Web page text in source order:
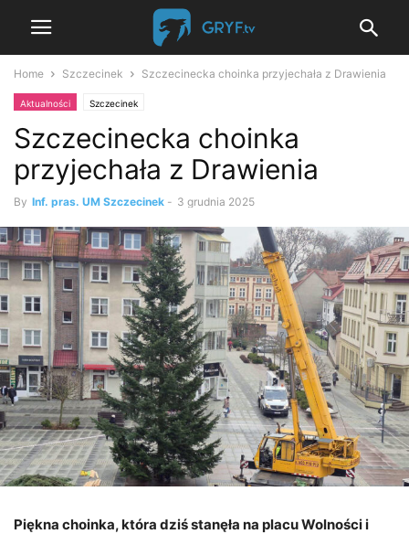
Home Szczecinek Szczecinecka choinka przyjechała z Drawienia
Aktualności Szczecinek
Szczecinecka choinka
przyjechała z Drawienia
By Inf. pras. UM Szczecinek - 3 grudnia 2025
Piękna choinka, która dziś stanęła na placu Wolności i